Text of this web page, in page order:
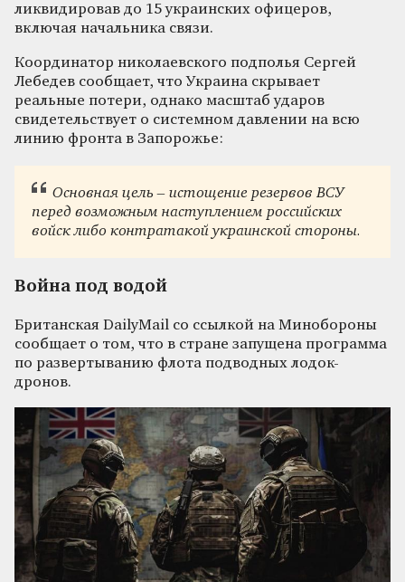
ликвидировав до 15 украинских офицеров,
включая начальника связи.
Координатор николаевского подполья Сергей
Лебедев сообщает, что Украина скрывает
реальные потери, однако масштаб ударов
свидетельствует о системном давлении на всю
линию фронта в Запорожье:
Основная цель – истощение резервов ВСУ
перед возможным наступлением российских
войск либо контратакой украинской стороны.
Война под водой
Британская DailyMail со ссылкой на Минобороны
сообщает о том, что в стране запущена программа
по развертыванию флота подводных лодок-
дронов.